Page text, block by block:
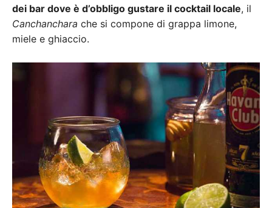
dei bar dove è d’obbligo gustare il cocktail locale, il
Canchanchara che si compone di grappa limone,
miele e ghiaccio.